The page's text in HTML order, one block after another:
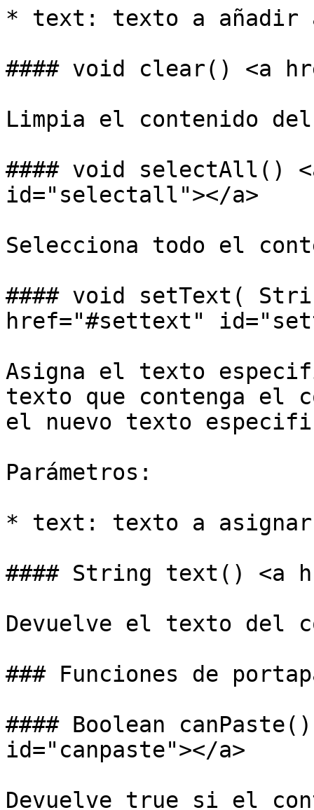
* text: texto a añadir
#### void clear() <a
Limpia el contenido
#### void selectAll()
id="selectall"></a>
Selecciona todo el
#### void setText(
href="#settext"
Asigna el texto
texto que contenga el
el nuevo texto
Parámetros:
* text: texto a
#### String text() <a
Devuelve el texto del
### Funciones de
#### Boolean
id="canpaste"></a>
Devuelve true si el